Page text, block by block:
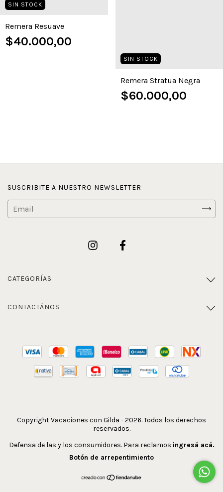
SIN STOCK
Remera Resuave
$40.000,00
SIN STOCK
Remera Stratua Negra
$60.000,00
SUSCRIBITE A NUESTRO NEWSLETTER
CATEGORÍAS
CONTACTÁNOS
Copyright Vacaciones con Gilda - 2026. Todos los derechos
reservados.
Defensa de las y los consumidores. Para reclamos ingresá acá.
Botón de arrepentimiento